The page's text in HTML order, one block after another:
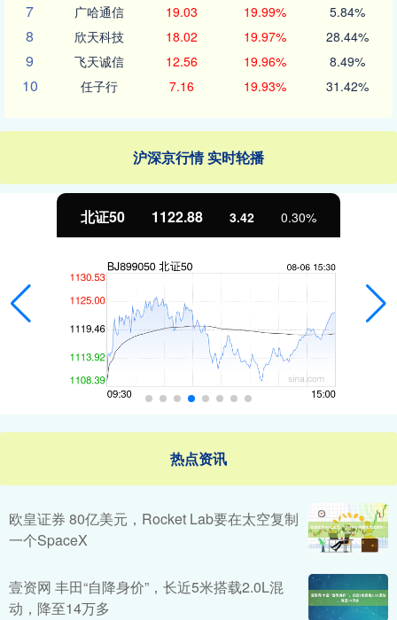
7 广哈通信 19.03 19.99% 5.84%
8 欣天科技 18.02 19.97% 28.44%
9 飞天诚信 12.56 19.96% 8.49%
10 任子行 7.16 19.93% 31.42%
沪深京行情 实时轮播
北证50 1122.88 3.42 0.30%
热点资讯
欧皇证券 80亿美元，Rocket Lab要在太空复制
一个SpaceX
壹资网 丰田“自降身价”，长近5米搭载2.0L混
动，降至14万多